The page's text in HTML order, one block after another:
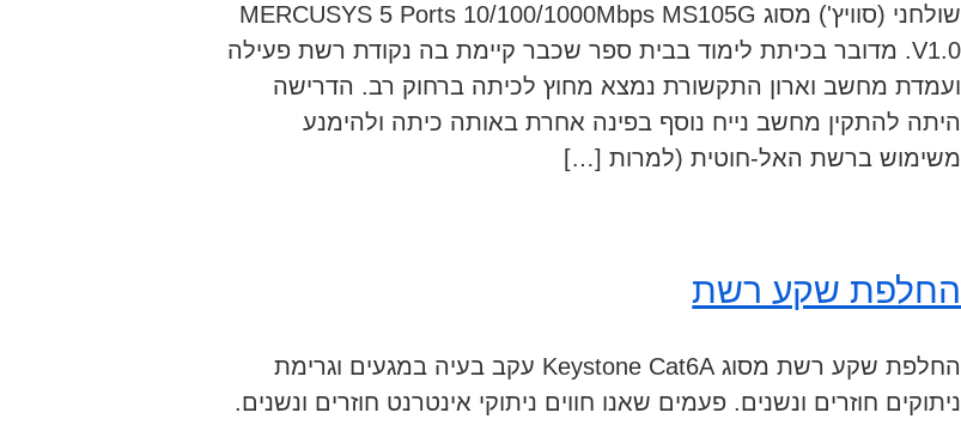
שולחני (סוויץ') מסוג MERCUSYS 5 Ports 10/100/1000Mbps MS105G
V1.0. מדובר בכיתת לימוד בבית ספר שכבר קיימת בה נקודת רשת פעילה
ועמדת מחשב וארון התקשורת נמצא מחוץ לכיתה ברחוק רב. הדרישה
היתה להתקין מחשב נייח נוסף בפינה אחרת באותה כיתה ולהימנע
משימוש ברשת האל-חוטית (למרות […]
החלפת שקע רשת
החלפת שקע רשת מסוג Keystone Cat6A עקב בעיה במגעים וגרימת
ניתוקים חוזרים ונשנים. פעמים שאנו חווים ניתוקי אינטרנט חוזרים ונשנים.